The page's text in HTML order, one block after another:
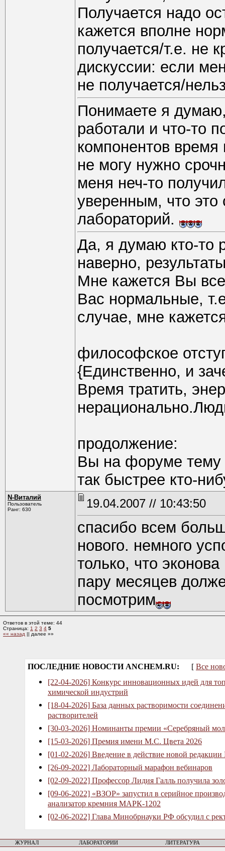
Получается надо
кажется вполне
получается/т.е. не
дискуссии: если
не получается/
Понимаете я
работали и что-то
компонентов
не могу нужно
меня неч-то
уверенным, что это
лабораторий.
Да, я думаю кто-то
наверно,
Мне кажется Вы
Вас нормальные,
случае, мне
философское
{Единственно, и
Время тратить,
продолжение:
Вы на форуме тему
так быстрее кто-
N-Виталий
Пользователь
Ранг: 630
19.04.2007 // 10:43:50
спасибо всем
нового. немного
только, что
пару месяцев
посмотрим
Ответов в этой теме: 44
Страница: 1 2 3 4 5
«« назад || далее »»
ПОСЛЕДНИЕ НОВОСТИ ANCHEM.RU: [ Все
[22-04-2026] Конкурс инновационных идей для
химической индустрий
[18-04-2026] База данных растворимости
растворителей
[30-03-2026] Номинанты премии «Серебряный
[15-03-2026] Премия имени М.С. Цвета 2026
[01-02-2026] Введение в действие новой
[26-09-2022] Лабораторный марафон вебинаров
[02-09-2022] Профессор Лидия Галль получила
[09-06-2022] «ВЗОР» запустил в серийное
анализатор кремния МАРК-1202
[02-06-2022] Глава Минобрнауки РФ обсудил с
ЖУРНАЛ ЛАБОРАТОРИИ ЛИТЕРАТУРА